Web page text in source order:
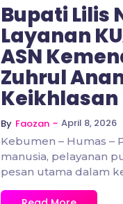
Bupati Lilis
Layanan
ASN
Zuhrul
Keikhlasan
By Faozan ~ April 8, 2026
Kebumen – Humas –
manusia, pelayanan
pesan utama dalam